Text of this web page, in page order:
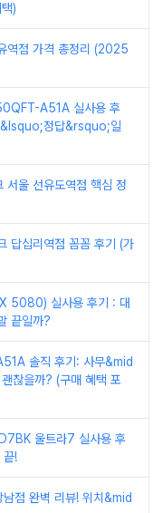
)
역점 가격 총정리 (2025
A51A 실사용 후
&lsquo;정답&rsquo;일
서울 선유도역점 핵심 정
답십리역점 꼼꼼 후기 (가
5080) 실사용 후기 : 대
끝일까?
솔직 후기: 사무&mid
찮을까? (구매 혜택 포
울트라7 실사용 후
끝!
점 완벽 리뷰! 위치&mid